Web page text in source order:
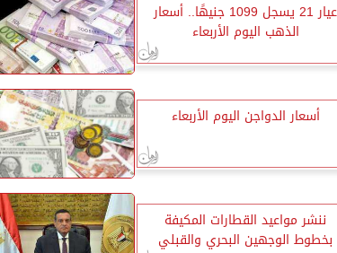
عيار 21 يسجل 1099 جنيهًا.. أسعار
الذهب اليوم الأربعاء
أسعار الدواجن اليوم الأربعاء
ننشر مواعيد القطارات المكيفة
بخطوط الوجهين البحري والقبلي